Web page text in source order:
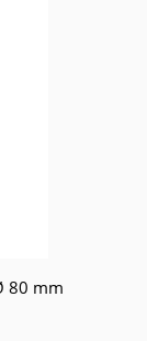
80 mm